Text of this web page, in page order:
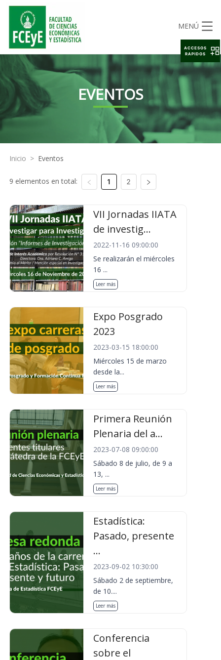
MENÚ
EVENTOS
Inicio > Eventos
9 elementos en total: 1 2
VII Jornadas IIATA
de investig...
2022-11-16 09:00:00
Se realizarán el miércoles
16 ...
Leer más
Expo Posgrado
2023
2023-03-15 18:00:00
Miércoles 15 de marzo
desde la...
Leer más
Primera Reunión
Plenaria del a...
2023-07-08 09:00:00
Sábado 8 de julio, de 9 a
13, ...
Leer más
Estadística:
Pasado, presente
...
2023-09-02 10:30:00
Sábado 2 de septiembre,
de 10....
Leer más
Conferencia
sobre el
ACCESOS
RAPIDOS